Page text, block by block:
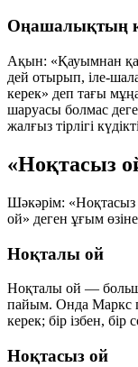
Оңашалықтың
Ақын: «Қауымнан
дей отырып, іле-
керек» деп тағы
шаруасы болмас
жалғыз тірлігі
«Ноқтасыз
Шәкәрім: «Ноқтасыз
ой» деген ұғым
Ноқталы ой
Ноқталы ой —
пайым. Онда Маркс
керек; бір ізбен, бір
Ноқтасыз ой